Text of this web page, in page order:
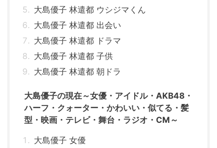
大島優子 林遣都 ウシジマくん
大島優子 林遣都 出会い
大島優子 林遣都 ドラマ
大島優子 林遣都 子供
大島優子 林遣都 朝ドラ
大島優子の現在～女優・アイドル・AKB48・
ハーフ・クォーター・かわいい・似てる・髪
型・映画・テレビ・舞台・ラジオ・CM～
大島優子 女優